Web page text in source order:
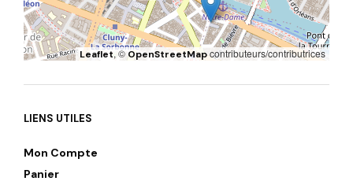
Leaflet, ©OpenStreetMapcontributeurs/contributrices
LIENS UTILES
Mon Compte
Panier